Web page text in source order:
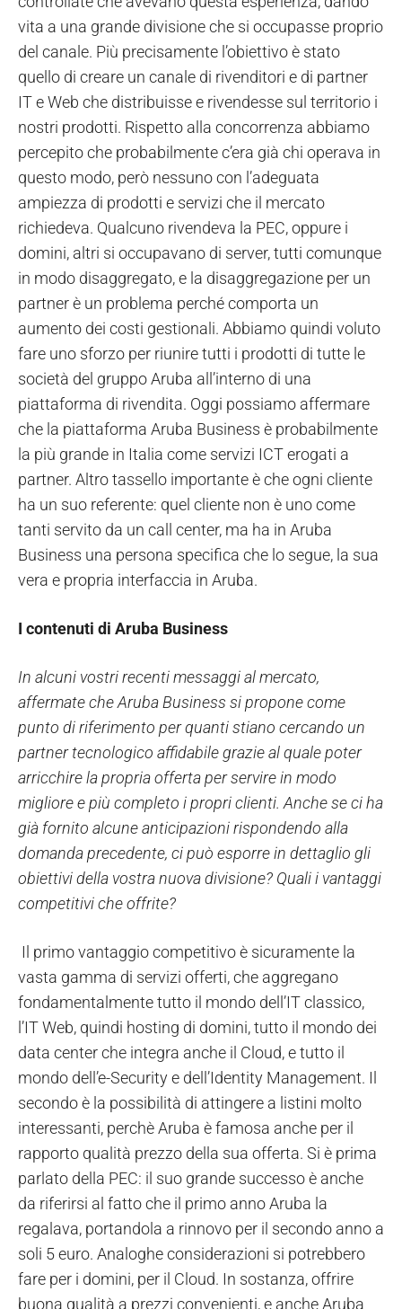
vita a una grande divisione che si occupasse proprio
del canale. Più precisamente l’obiettivo è stato
quello di creare un canale di rivenditori e di partner
IT e Web che distribuisse e rivendesse sul territorio i
nostri prodotti. Rispetto alla concorrenza abbiamo
percepito che probabilmente c’era già chi operava in
questo modo, però nessuno con l’adeguata
ampiezza di prodotti e servizi che il mercato
richiedeva. Qualcuno rivendeva la PEC, oppure i
domini, altri si occupavano di server, tutti comunque
in modo disaggregato, e la disaggregazione per un
partner è un problema perché comporta un
aumento dei costi gestionali. Abbiamo quindi voluto
fare uno sforzo per riunire tutti i prodotti di tutte le
società del gruppo Aruba all’interno di una
piattaforma di rivendita. Oggi possiamo affermare
che la piattaforma Aruba Business è probabilmente
la più grande in Italia come servizi ICT erogati a
partner. Altro tassello importante è che ogni cliente
ha un suo referente: quel cliente non è uno come
tanti servito da un call center, ma ha in Aruba
Business una persona specifica che lo segue, la sua
vera e propria interfaccia in Aruba.
I contenuti di Aruba Business
In alcuni vostri recenti messaggi al mercato,
affermate che Aruba Business si propone come
punto di riferimento per quanti stiano cercando un
partner tecnologico affidabile grazie al quale poter
arricchire la propria offerta per servire in modo
migliore e più completo i propri clienti. Anche se ci ha
già fornito alcune anticipazioni rispondendo alla
domanda precedente, ci può esporre in dettaglio gli
obiettivi della vostra nuova divisione? Quali i vantaggi
competitivi che offrite?
Il primo vantaggio competitivo è sicuramente la
vasta gamma di servizi offerti, che aggregano
fondamentalmente tutto il mondo dell’IT classico,
l’IT Web, quindi hosting di domini, tutto il mondo dei
data center che integra anche il Cloud, e tutto il
mondo dell’e-Security e dell’Identity Management. Il
secondo è la possibilità di attingere a listini molto
interessanti, perchè Aruba è famosa anche per il
rapporto qualità prezzo della sua offerta. Si è prima
parlato della PEC: il suo grande successo è anche
da riferirsi al fatto che il primo anno Aruba la
regalava, portandola a rinnovo per il secondo anno a
soli 5 euro. Analoghe considerazioni si potrebbero
fare per i domini, per il Cloud. In sostanza, offrire
buona qualità a prezzi convenienti, e anche Aruba